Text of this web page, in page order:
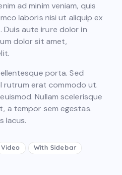
ad minim veniam, quis
laboris nisi ut aliquip ex
aute irure dolor in
dolor sit amet,
porta. Sed
rutrum erat commodo ut.
Nullam scelerisque
a tempor sem egestas.
lacus.
Video With Sidebar